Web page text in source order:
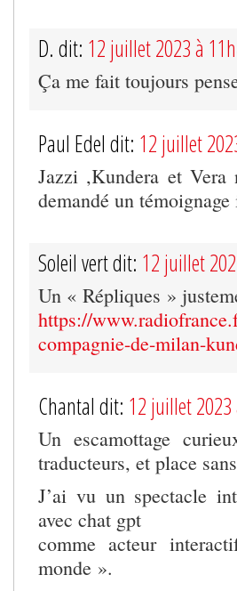
D. dit: 12 juillet 2023 à
Ça me fait toujours
Paul Edel dit: 12 juillet
Jazzi ,Kundera et
demandé un
Soleil vert dit: 12 juillet
Un « Répliques »
https://
compagnie-de-milan-
Chantal dit: 12 juillet
Un escamottage
traducteurs, et place
J’ai vu un spectacle
avec chat gpt
comme acteur
monde ».